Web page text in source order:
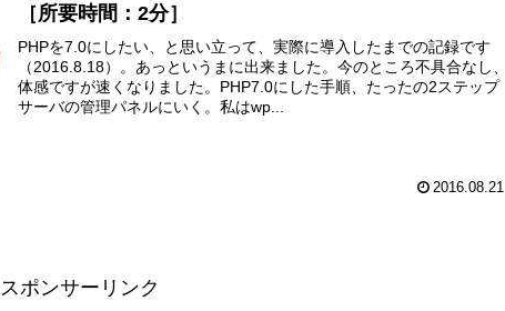
［所要時間：2分］
PHPを7.0にしたい、と思い立って、実際に導入したまでの記録です
（2016.8.18）。あっというまに出来ました。今のところ不具合なし、
体感ですが速くなりました。PHP7.0にした手順、たったの2ステップ
サーバの管理パネルにいく。私はwp...
2016.08.21
スポンサーリンク